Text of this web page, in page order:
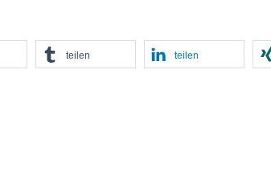
teilen teilen